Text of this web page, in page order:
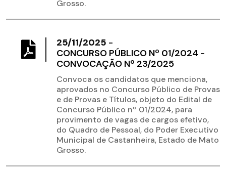
Grosso.
25/11/2025 -
CONCURSO PÚBLICO Nº 01/2024 -
CONVOCAÇÃO Nº 23/2025
Convoca os candidatos que menciona,
aprovados no Concurso Público de Provas
e de Provas e Títulos, objeto do Edital de
Concurso Público nº 01/2024, para
provimento de vagas de cargos efetivo,
do Quadro de Pessoal, do Poder Executivo
Municipal de Castanheira, Estado de Mato
Grosso.